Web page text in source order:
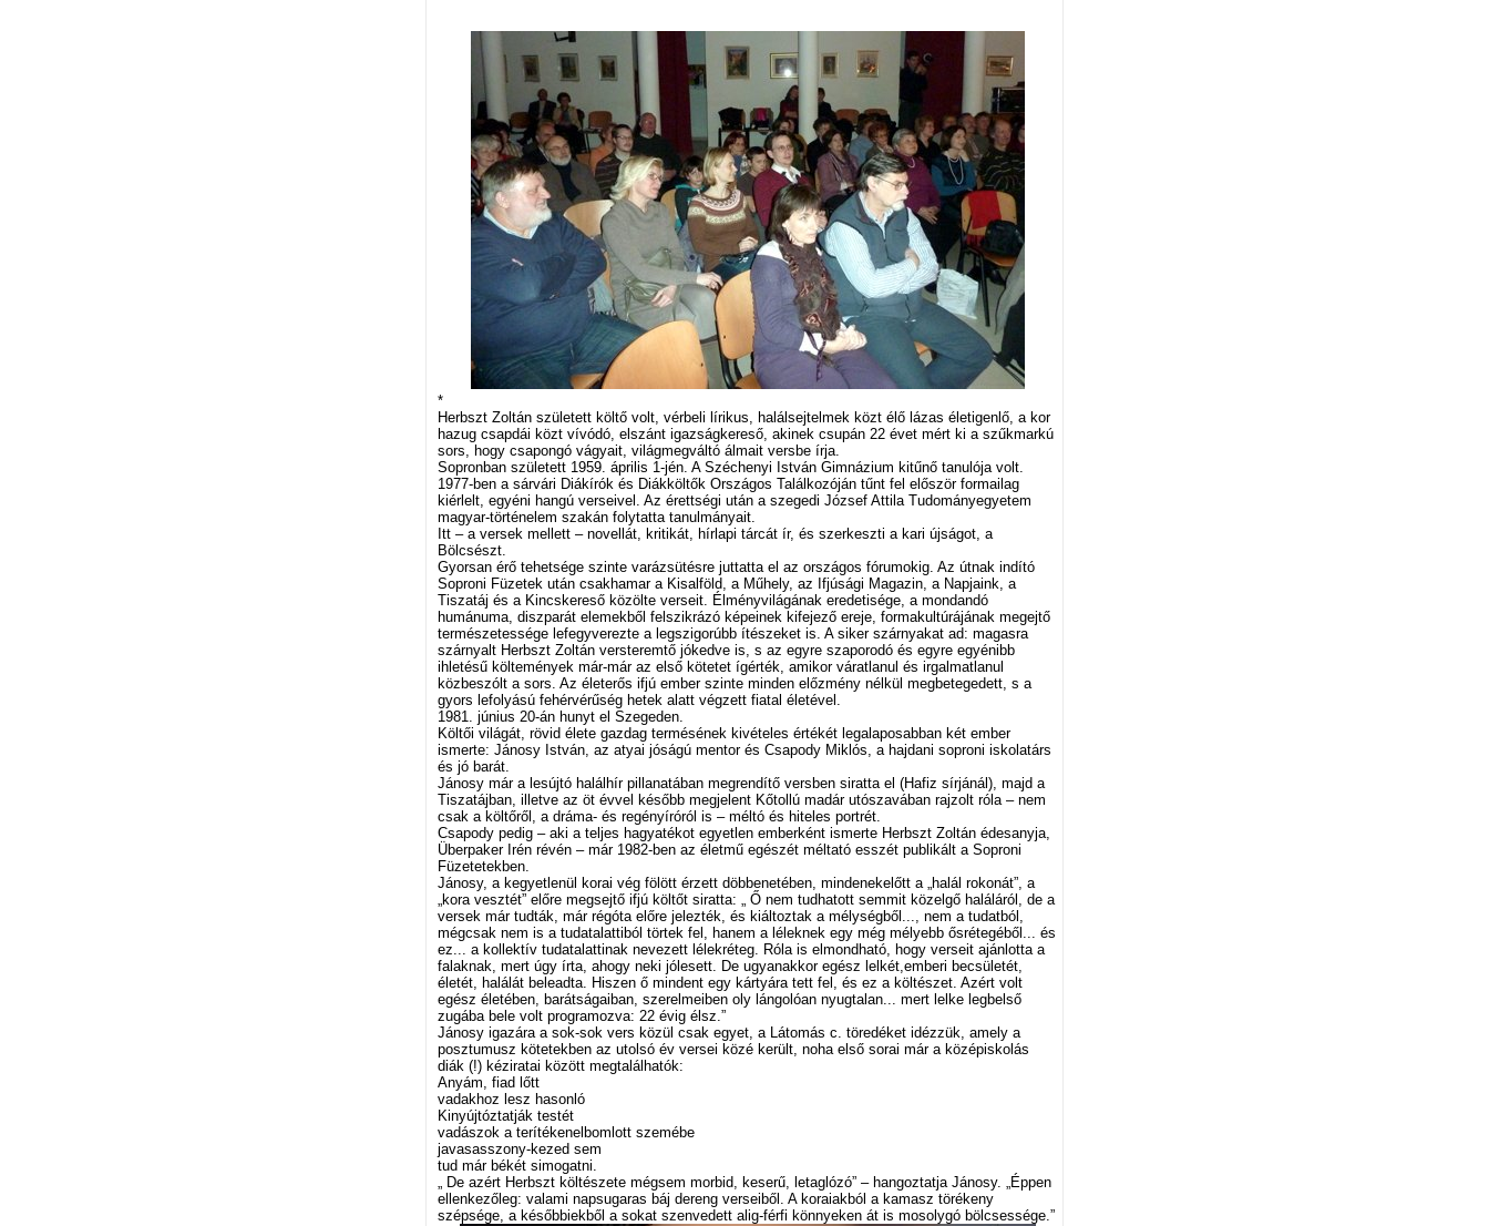
*
Herbszt Zoltán született költő volt, vérbeli lírikus, halálsejtelmek közt élő lázas életigenlő, a kor
hazug csapdái közt vívódó, elszánt igazságkereső, akinek csupán 22 évet mért ki a szűkmarkú
sors, hogy csapongó vágyait, világmegváltó álmait versbe írja.
Sopronban született 1959. április 1-jén. A Széchenyi István Gimnázium kitűnő tanulója volt.
1977-ben a sárvári Diákírók és Diákköltők Országos Találkozóján tűnt fel először formailag
kiérlelt, egyéni hangú verseivel. Az érettségi után a szegedi József Attila Tudományegyetem
magyar-történelem szakán folytatta tanulmányait.
Itt – a versek mellett – novellát, kritikát, hírlapi tárcát ír, és szerkeszti a kari újságot, a
Bölcsészt.
Gyorsan érő tehetsége szinte varázsütésre juttatta el az országos fórumokig. Az útnak indító
Soproni Füzetek után csakhamar a Kisalföld, a Műhely, az Ifjúsági Magazin, a Napjaink, a
Tiszatáj és a Kincskereső közölte verseit. Élményvilágának eredetisége, a mondandó
humánuma, diszparát elemekből felszikrázó képeinek kifejező ereje, formakultúrájának megejtő
természetessége lefegyverezte a legszigorúbb ítészeket is. A siker szárnyakat ad: magasra
szárnyalt Herbszt Zoltán versteremtő jókedve is, s az egyre szaporodó és egyre egyénibb
ihletésű költemények már-már az első kötetet ígérték, amikor váratlanul és irgalmatlanul
közbeszólt a sors. Az életerős ifjú ember szinte minden előzmény nélkül megbetegedett, s a
gyors lefolyású fehérvérűség hetek alatt végzett fiatal életével.
1981. június 20-án hunyt el Szegeden.
Költői világát, rövid élete gazdag termésének kivételes értékét legalaposabban két ember
ismerte: Jánosy István, az atyai jóságú mentor és Csapody Miklós, a hajdani soproni iskolatárs
és jó barát.
Jánosy már a lesújtó halálhír pillanatában megrendítő versben siratta el (Hafiz sírjánál), majd a
Tiszatájban, illetve az öt évvel később megjelent Kőtollú madár utószavában rajzolt róla – nem
csak a költőről, a dráma- és regényíróról is – méltó és hiteles portrét.
Csapody pedig – aki a teljes hagyatékot egyetlen emberként ismerte Herbszt Zoltán édesanyja,
Überpaker Irén révén – már 1982-ben az életmű egészét méltató esszét publikált a Soproni
Füzetetekben.
Jánosy, a kegyetlenül korai vég fölött érzett döbbenetében, mindenekelőtt a „halál rokonát”, a
„kora vesztét” előre megsejtő ifjú költőt siratta: „ Ő nem tudhatott semmit közelgő haláláról, de a
versek már tudták, már régóta előre jelezték, és kiáltoztak a mélységből..., nem a tudatból,
mégcsak nem is a tudatalattiból törtek fel, hanem a léleknek egy még mélyebb ősrétegéből... és
ez... a kollektív tudatalattinak nevezett lélekréteg. Róla is elmondható, hogy verseit ajánlotta a
falaknak, mert úgy írta, ahogy neki jólesett. De ugyanakkor egész lelkét,emberi becsületét,
életét, halálát beleadta. Hiszen ő mindent egy kártyára tett fel, és ez a költészet. Azért volt
egész életében, barátságaiban, szerelmeiben oly lángolóan nyugtalan... mert lelke legbelső
zugába bele volt programozva: 22 évig élsz.”
Jánosy igazára a sok-sok vers közül csak egyet, a Látomás c. töredéket idézzük, amely a
posztumusz kötetekben az utolsó év versei közé került, noha első sorai már a középiskolás
diák (!) kéziratai között megtalálhatók:
Anyám, fiad lőtt
vadakhoz lesz hasonló
Kinyújtóztatják testét
vadászok a terítékenelbomlott szemébe
javasasszony-kezed sem
tud már békét simogatni.
„ De azért Herbszt költészete mégsem morbid, keserű, letaglózó” – hangoztatja Jánosy. „Éppen
ellenkezőleg: valami napsugaras báj dereng verseiből. A koraiakból a kamasz törékeny
szépsége, a későbbiekből a sokat szenvedett alig-férfi könnyeken át is mosolygó bölcsessége.”